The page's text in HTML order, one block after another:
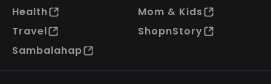
Health
Mom & Kids
Travel
ShopnStory
Sambalahap